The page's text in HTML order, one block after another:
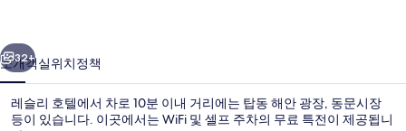
진
갤
러
32+
소개객실위치정책
레슬리 호텔에서 차로 10분 이내 거리에는 탑동 해안 광장, 동문시장
등이 있습니다. 이곳에서는 WiFi 및 셀프 주차의 무료 특전이 제공됩니